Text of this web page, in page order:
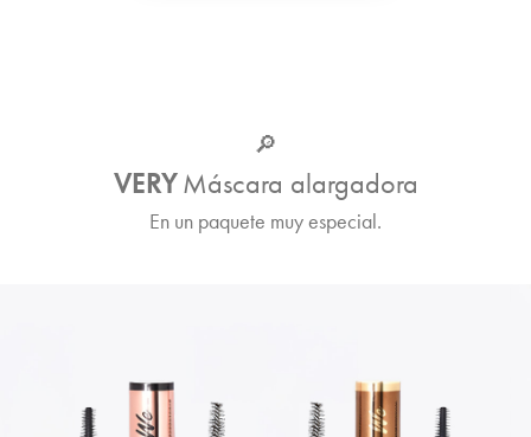
🔎
VERYMáscara alargadora
En un paquete muy especial.